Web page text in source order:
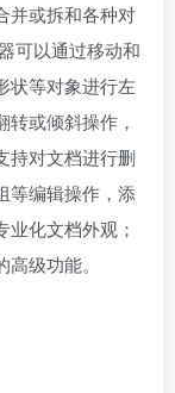
并或拆和各种对
可以通过移动和
状等对象进行左
或倾斜操作，
持对文档进行删
等编辑操作，添
化文档外观；
级功能。